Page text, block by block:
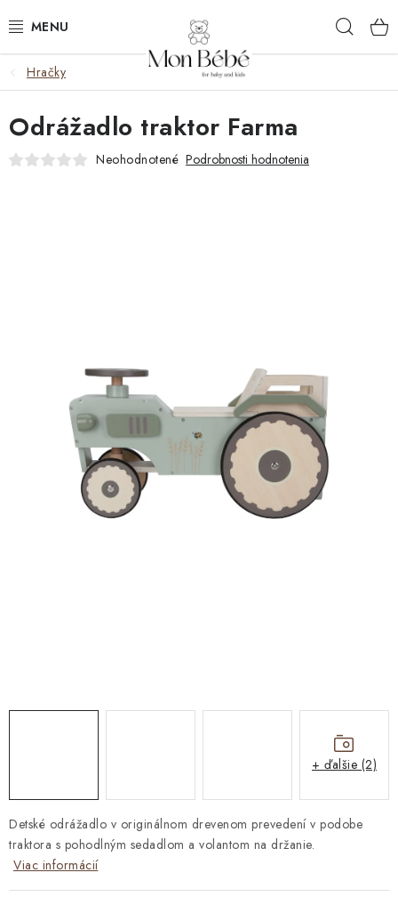
na
ZĽAVY
OBLEČENIE
VÝBAVA
DARČEKOVÉ BOXY
DARČEKOVÉ BOXY
Všeobecné obchodné podmienky
Reklamačný poriadok
Hračky
Detské odrážadlo v originálnom drevenom prevedení v podobe
traktora s pohodlným sedadlom a volantom na držanie.
Viac informácií
Odrážadlo traktor Farma
Neohodnotené Podrobnosti hodnotenia
+ ďalšie (2)